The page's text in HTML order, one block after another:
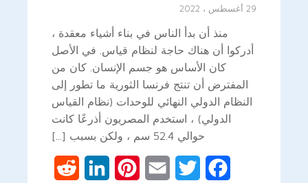
29 أغسطس ، 2022
منذ أن بدأ الناس في بناء أشياء معقدة ،
أدركوا أن هناك حاجة لنظام قياس. في الأصل
كان الأساس هو جسم الإنسان. كان من
المفترض أن تنتج فرنسا الثورية ما تطور إلى
النظام الدولي النهائي للوحدات (نظام القياس
الدولي) ، استخدم المصريون أذرعًا كانت
حوالي 52.4 سم ، ولكن بسبب [...]
Facebook
Twitter
Email
Pinterest
LinkedIn